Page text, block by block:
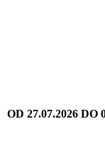
OD 27.07.2026